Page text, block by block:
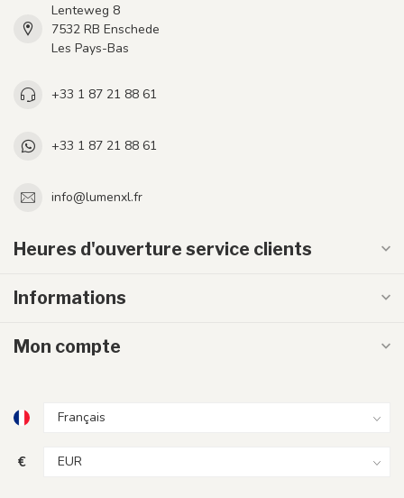
Lenteweg 8
7532 RB Enschede
Les Pays-Bas
+33 1 87 21 88 61
+33 1 87 21 88 61
info@lumenxl.fr
Heures d'ouverture service clients
Informations
Mon compte
€